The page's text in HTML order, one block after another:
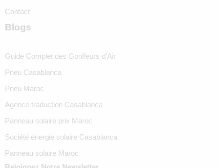
Contact
Blogs
Guide Complet des Gonfleurs d’Air
Pneu Casablanca
Pneu Maroc
Agence traduction Casablanca
Panneau solaire prix Maroc
Société énergie solaire Casablanca
Panneau solaire Maroc